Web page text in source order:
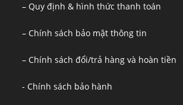
– Quy định & hình thức thanh toán
– Chính sách bảo mật thông tin
– Chính sách đổi/trả hàng và hoàn tiền
- Chính sách bảo hành